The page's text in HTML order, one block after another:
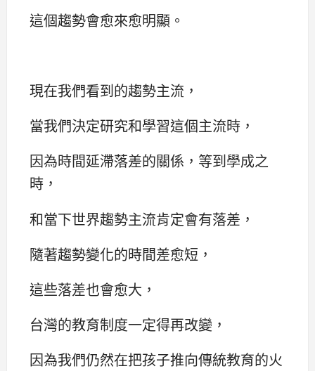
這個趨勢會愈來愈明顯。
現在我們看到的趨勢主流，
當我們決定研究和學習這個主流時，
因為時間延滯落差的關係，等到學成之
時，
和當下世界趨勢主流肯定會有落差，
隨著趨勢變化的時間差愈短，
這些落差也會愈大，
台灣的教育制度一定得再改變，
因為我們仍然在把孩子推向傳統教育的火